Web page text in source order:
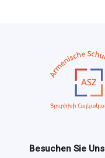
Besuchen Sie Uns